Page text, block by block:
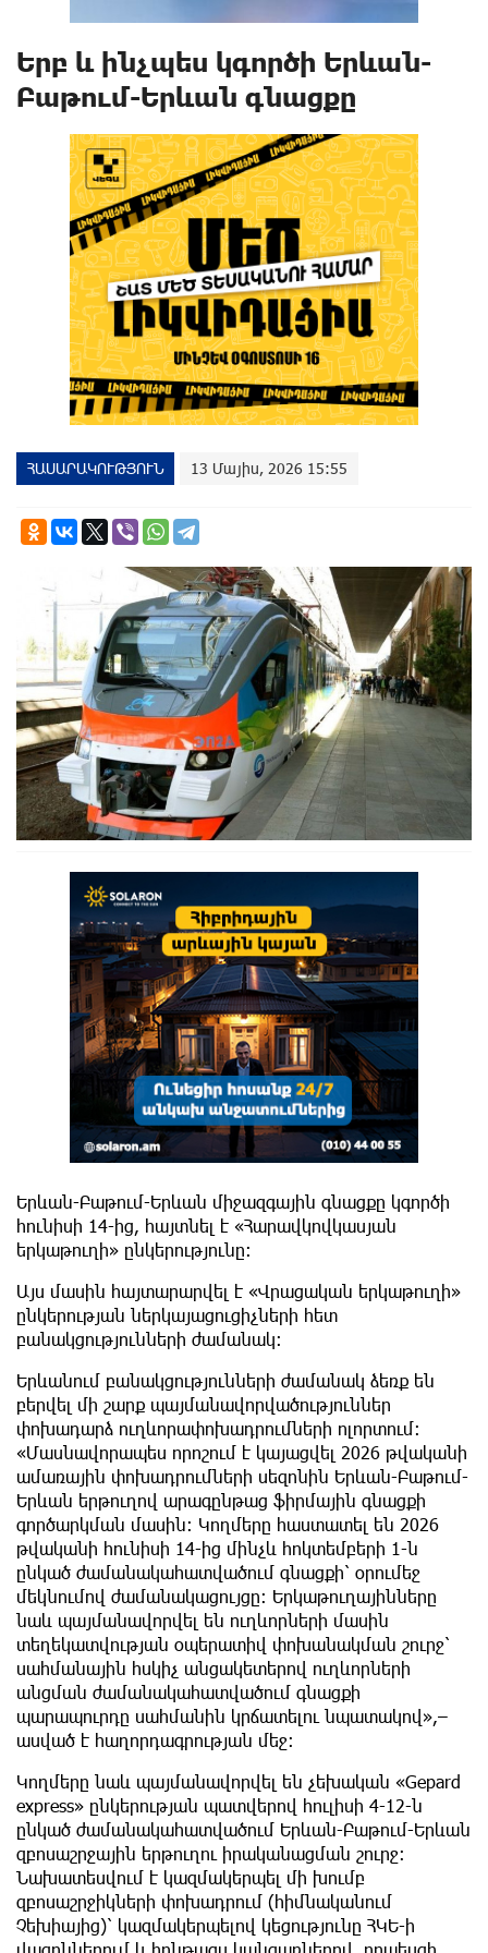
Երբ և ինչպես կգործի Երևան-
Բաթում-Երևան գնացքը
ՀԱՍԱՐԱԿՈՒԹՅՈՒՆ 13 Մայիս, 2026 15:55
Երևան-Բաթում-Երևան միջազգային գնացքը կգործի
հունիսի 14-ից, հայտնել է «Հարավկովկասյան
երկաթուղի» ընկերությունը։
Այս մասին հայտարարվել է «Վրացական երկաթուղի»
ընկերության ներկայացուցիչների հետ
բանակցությունների ժամանակ։
Երևանում բանակցությունների ժամանակ ձեռք են
բերվել մի շարք պայմանավորվածություններ
փոխադարձ ուղևորափոխադրումների ոլորտում:
«Մասնավորապես որոշում է կայացվել 2026 թվականի
ամառային փոխադրումների սեզոնին Երևան-Բաթում-
Երևան երթուղով արագընթաց ֆիրմային գնացքի
գործարկման մասին։ Կողմերը հաստատել են 2026
թվականի հունիսի 14-ից մինչև հոկտեմբերի 1-ն
ընկած ժամանակահատվածում գնացքի՝ օրումեջ
մեկնումով ժամանակացույցը։ Երկաթուղայինները
նաև պայմանավորվել են ուղևորների մասին
տեղեկատվության օպերատիվ փոխանակման շուրջ՝
սահմանային հսկիչ անցակետերով ուղևորների
անցման ժամանակահատվածում գնացքի
պարապուրդը սահմանին կրճատելու նպատակով»,–
ասված է հաղորդագրության մեջ:
Կողմերը նաև պայմանավորվել են չեխական «Gepard
express» ընկերության պատվերով հուլիսի 4-12-ն
ընկած ժամանակահատվածում Երևան-Բաթում-Երևան
զբոսաշրջային երթուղու իրականացման շուրջ:
Նախատեսվում է կազմակերպել մի խումբ
զբոսաշրջիկների փոխադրում (հիմնականում
Չեխիայից)՝ կազմակերպելով կեցությունը ՀԿԵ-ի